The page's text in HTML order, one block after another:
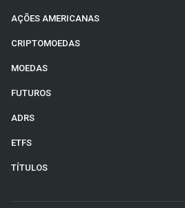
AÇÕES AMERICANAS
CRIPTOMOEDAS
MOEDAS
FUTUROS
ADRS
ETFS
TÍTULOS